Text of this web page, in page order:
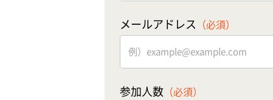
メールアドレス （必須）
参加人数 （必須）